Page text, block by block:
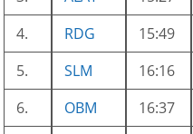
4.
RDG 15:49
5.
SLM 16:16
6.
OBM 16:37